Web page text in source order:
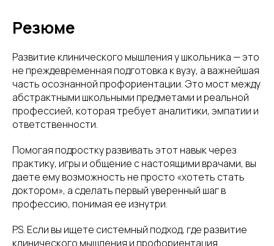
Резюме
Развитие клинического мышления у школьника — это
не преждевременная подготовка к вузу, а важнейшая
часть осознанной профориентации. Это мост между
абстрактными школьными предметами и реальной
профессией, которая требует аналитики, эмпатии и
ответственности.
Помогая подростку развивать этот навык через
практику, игры и общение с настоящими врачами, вы
даете ему возможность не просто «хотеть стать
доктором», а сделать первый уверенный шаг в
профессию, понимая ее изнутри.
P.S. Если вы ищете системный подход, где развитие
клинического мышления и профориентация